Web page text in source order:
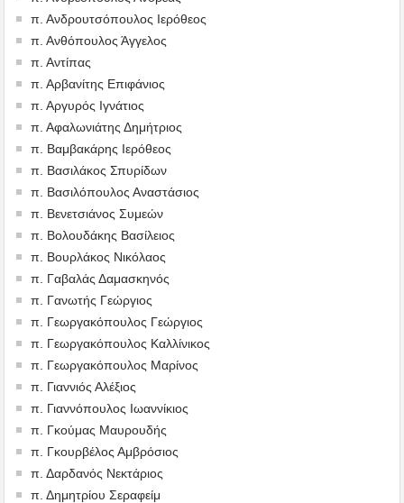
π. Ανδρουτσόπουλος Ιερόθεος
π. Ανθόπουλος Άγγελος
π. Αντίπας
π. Αρβανίτης Επιφάνιος
π. Αργυρός Ιγνάτιος
π. Αφαλωνιάτης Δημήτριος
π. Βαμβακάρης Ιερόθεος
π. Βασιλάκος Σπυρίδων
π. Βασιλόπουλος Αναστάσιος
π. Βενετσιάνος Συμεών
π. Βολουδάκης Βασίλειος
π. Βουρλάκος Νικόλαος
π. Γαβαλάς Δαμασκηνός
π. Γανωτής Γεώργιος
π. Γεωργακόπουλος Γεώργιος
π. Γεωργακόπουλος Καλλίνικος
π. Γεωργακόπουλος Μαρίνος
π. Γιαννιός Αλέξιος
π. Γιαννόπουλος Ιωαννίκιος
π. Γκούμας Μαυρουδής
π. Γκουρβέλος Αμβρόσιος
π. Δαρδανός Νεκτάριος
π. Δημητρίου Σεραφείμ